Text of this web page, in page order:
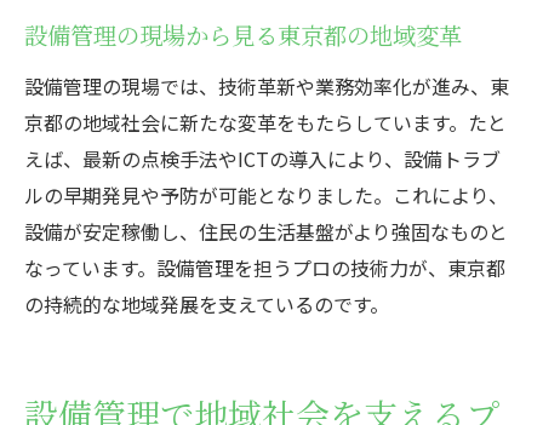
東京都の設備管理が導く持続可能な取り組
省エネや環境配慮型設備管理の重要性
持続可能な発展と設備管理の密接な関係
設備管理から始まる地域社会の未来づくり
未来へつなぐ東京都設備管理の新たな価値
設備管理の進化が未来に与える影響とは
東京都の地域社会を支える設備管理の価値
設備管理の現場から見る東京都の地域変革
設備管理の現場では、技術革新や業務効率化が進み、東
京都の地域社会に新たな変革をもたらしています。たと
えば、最新の点検手法やICTの導入により、設備トラブ
ルの早期発見や予防が可能となりました。これにより、
設備が安定稼働し、住民の生活基盤がより強固なものと
なっています。設備管理を担うプロの技術力が、東京都
の持続的な地域発展を支えているのです。